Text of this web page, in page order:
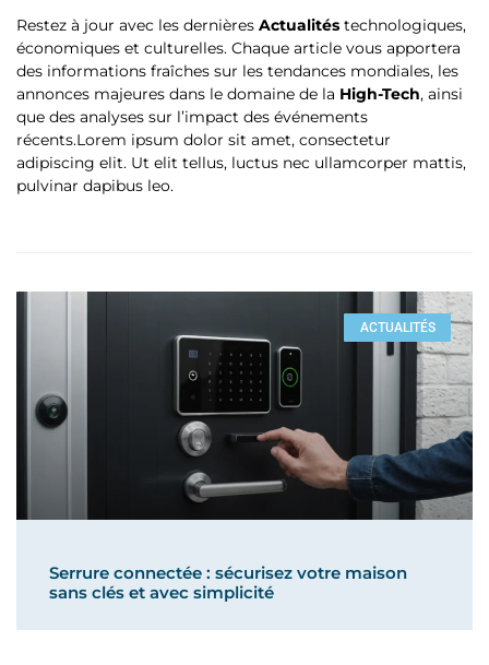
Restez à jour avec les dernières Actualités technologiques,
économiques et culturelles. Chaque article vous apportera
des informations fraîches sur les tendances mondiales, les
annonces majeures dans le domaine de la High-Tech, ainsi
que des analyses sur l’impact des événements
récents.Lorem ipsum dolor sit amet, consectetur
adipiscing elit. Ut elit tellus, luctus nec ullamcorper mattis,
pulvinar dapibus leo.
ACTUALITÉS
Serrure connectée : sécurisez votre maison
sans clés et avec simplicité